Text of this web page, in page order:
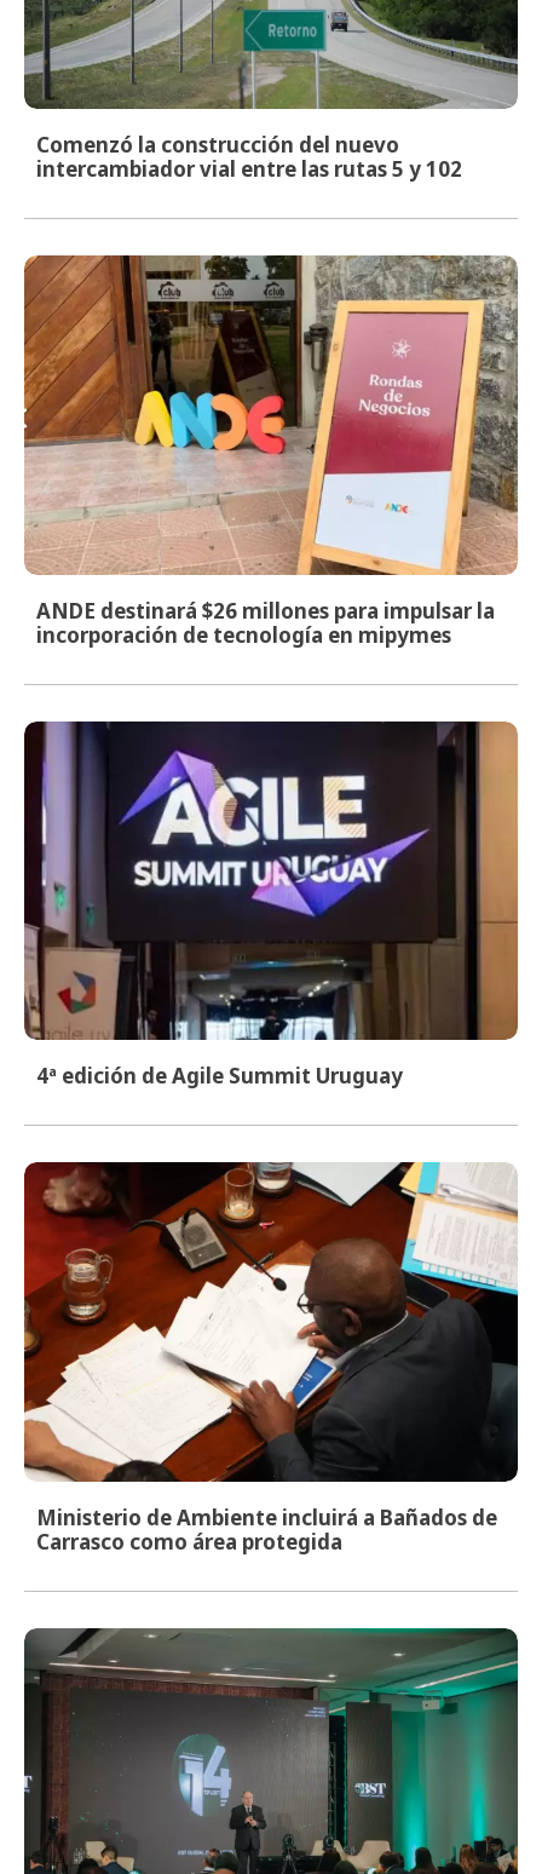
Comenzó la construcción del nuevo
intercambiador vial entre las rutas 5 y 102
ANDE destinará $26 millones para impulsar la
incorporación de tecnología en mipymes
4ª edición de Agile Summit Uruguay
Ministerio de Ambiente incluirá a Bañados de
Carrasco como área protegida